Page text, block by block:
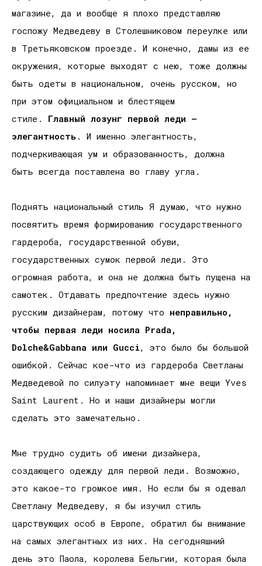
магазине, да и вообще я плохо представляю
госпожу Медведеву в Столешниковом переулке или
в Третьяковском проезде. И конечно, дамы из ее
окружения, которые выходят с нею, тоже должны
быть одеты в национальном, очень русском, но
при этом официальном и блестящем
стиле. Главный лозунг первой леди –
элегантность . И именно элегантность,
подчеркивающая ум и образованность, должна
быть всегда поставлена во главу угла.
Поднять национальный стиль Я думаю, что нужно
посвятить время формированию государственного
гардероба, государственной обуви,
государственных сумок первой леди. Это
огромная работа, и она не должна быть пущена на
самотек. Отдавать предпочтение здесь нужно
русским дизайнерам, потому что неправильно,
чтобы первая леди носила Pradа,
Dolche&Gabbana или Gucci, это было бы большой
ошибкой. Сейчас кое-что из гардероба Светланы
Медведевой по силуэту напоминает мне вещи Yves
Saint Laurent. Но и наши дизайнеры могли
сделать это замечательно.
Мне трудно судить об имени дизайнера,
создающего одежду для первой леди. Возможно,
это какое-то громкое имя. Но если бы я одевал
Светлану Медведеву, я бы изучил стиль
царствующих особ в Европе, обратил бы внимание
на самых элегантных из них. На сегодняшний
день это Паола, королева Бельгии, которая была